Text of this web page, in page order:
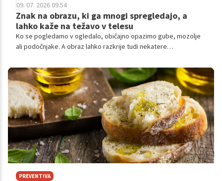
09. 07. 2026 09.54
Znak na obrazu, ki ga mnogi spregledajo, a
lahko kaže na težavo v telesu
Ko se pogledamo v ogledalo, običajno opazimo gube, mozolje
ali podočnjake. A obraz lahko razkrije tudi nekatere
PREVENTIVA